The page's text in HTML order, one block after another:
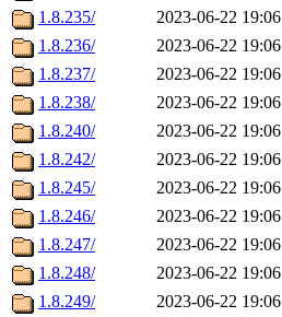
1.8.235/
2023-06-22 19:06
1.8.236/
2023-06-22 19:06
1.8.237/
2023-06-22 19:06
1.8.238/
2023-06-22 19:06
1.8.240/
2023-06-22 19:06
1.8.242/
2023-06-22 19:06
1.8.245/
2023-06-22 19:06
1.8.246/
2023-06-22 19:06
1.8.247/
2023-06-22 19:06
1.8.248/
2023-06-22 19:06
1.8.249/
2023-06-22 19:06